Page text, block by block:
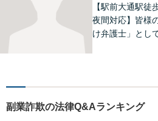
【駅前大通駅徒
夜間対応】皆様
け弁護士」とし
きます。まずは
談ください。
副業詐欺の法律Q&Aランキング